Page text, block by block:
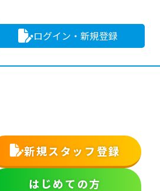
ログイン・新規登録
新規スタッフ登録
はじめての方